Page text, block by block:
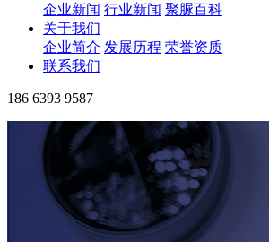
企业新闻 行业新闻 聚脲百科
关于我们
企业简介 发展历程 荣誉资质
联系我们
186 6393 9587